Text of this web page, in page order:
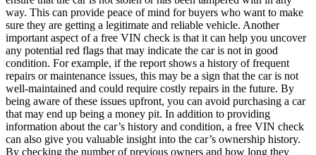
way. This can provide peace of mind for buyers who want to make
sure they are getting a legitimate and reliable vehicle. Another
important aspect of a free VIN check is that it can help you uncover
any potential red flags that may indicate the car is not in good
condition. For example, if the report shows a history of frequent
repairs or maintenance issues, this may be a sign that the car is not
well-maintained and could require costly repairs in the future. By
being aware of these issues upfront, you can avoid purchasing a car
that may end up being a money pit. In addition to providing
information about the car’s history and condition, a free VIN check
can also give you valuable insight into the car’s ownership history.
By checking the number of previous owners and how long they